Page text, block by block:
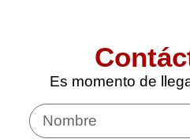
Es momento de